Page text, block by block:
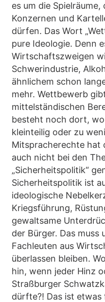
es um die
Konzernen und
dürfen. Das Wort
pure Ideologie. Denn
Wirtschaftszweigen
Schwerindustrie,
ähnlichem schon
mehr. Wettbewerb
mittelständischen
besteht noch dort,
kleinteilig oder zu
Mitspracherechte hat
auch nicht bei den
„Sicherheitspolitik“
Sicherheitspolitik ist
ideologische
Kriegsführung,
gewaltsame
der Bürger. Das muss
Fachleuten aus
überlassen bleiben.
hin, wenn jeder Hinz
Straßburger
dürfte?! Das ist etwas